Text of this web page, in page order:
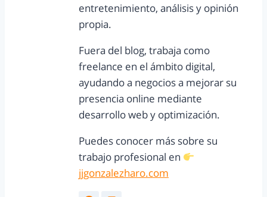
entretenimiento, análisis y opinión
propia.
Fuera del blog, trabaja como
freelance en el ámbito digital,
ayudando a negocios a mejorar su
presencia online mediante
desarrollo web y optimización.
Puedes conocer más sobre su
trabajo profesional en
jjgonzalezharo.com